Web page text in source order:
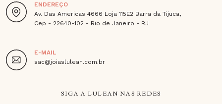
ENDEREÇO
Av. Das Americas 4666 Loja 115E2 Barra da Tijuca,
Cep - 22640-102 - Rio de Janeiro - RJ
E-MAIL
sac@joiaslulean.com.br
SIGA A LULEAN NAS REDES